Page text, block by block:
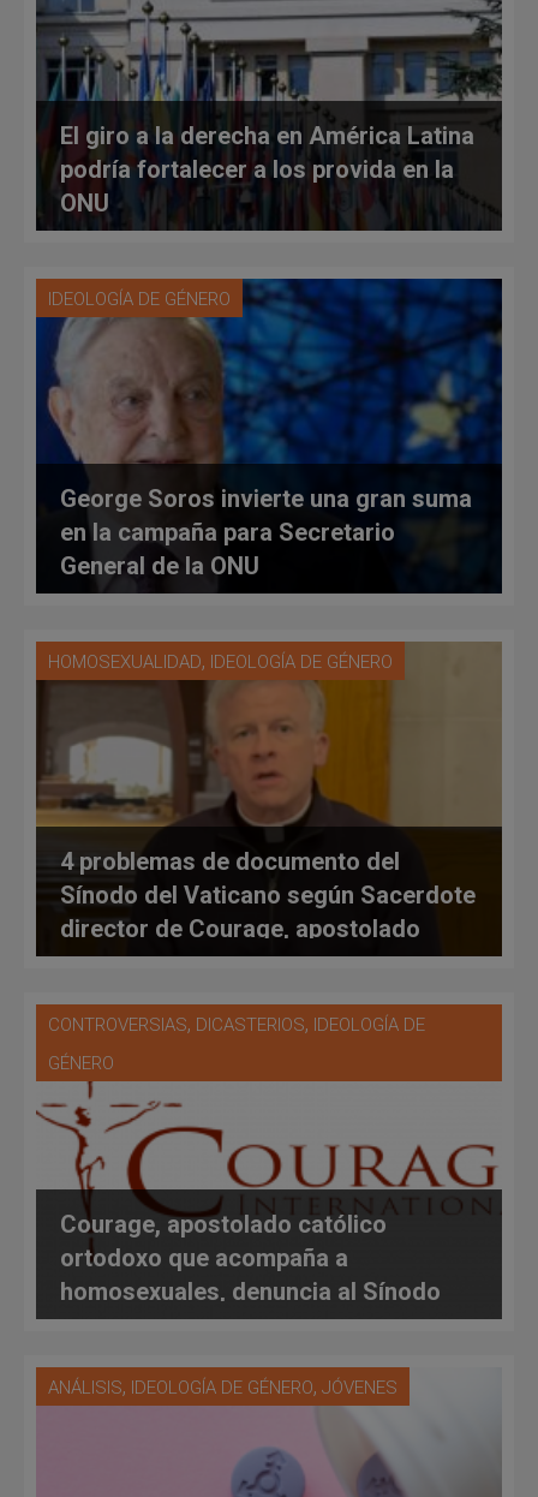
El giro a la derecha en América Latina
podría fortalecer a los provida en la
ONU
IDEOLOGÍA DE GÉNERO
George Soros invierte una gran suma
en la campaña para Secretario
General de la ONU
HOMOSEXUALIDAD, IDEOLOGÍA DE GÉNERO
4 problemas de documento del
Sínodo del Vaticano según Sacerdote
director de Courage, apostolado
ortodoxo católico para homosexuales
CONTROVERSIAS, DICASTERIOS, IDEOLOGÍA DE
GÉNERO
Courage, apostolado católico
ortodoxo que acompaña a
homosexuales, denuncia al Sínodo
del Vaticano por calumnia y
ANÁLISIS, IDEOLOGÍA DE GÉNERO, JÓVENES